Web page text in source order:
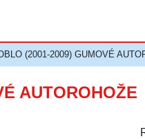
(2001-2009) GUMOVÉ
AUTOROHOŽE